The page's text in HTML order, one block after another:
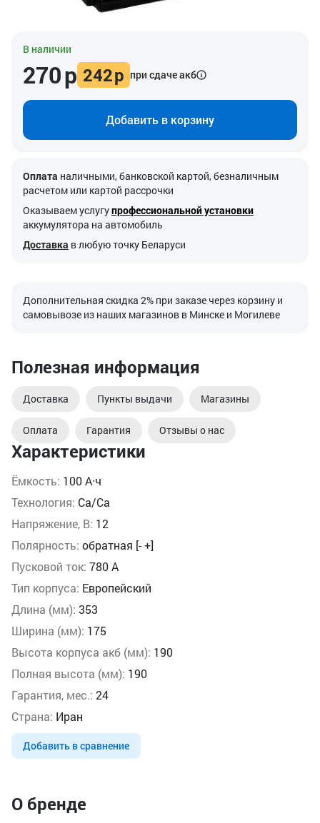
Характеристики
Ёмкость: 100 А·ч
Технология: Ca/Ca
Напряжение, В: 12
Полярность: обратная [- +]
Пусковой ток: 780 А
Тип корпуса: Европейский
Длина (мм): 353
Ширина (мм): 175
Высота корпуса акб (мм): 190
Полная высота (мм): 190
Гарантия, мес.: 24
Страна: Иран
Добавить в сравнение
В наличии
270р 242р при сдаче акб
Добавить в корзину
Оплата наличными, банковской картой, безналичным
расчетом или картой рассрочки
Оказываем услугупрофессиональной установки
аккумулятора на автомобиль
Доставка в любую точку Беларуси
Дополнительная скидка 2% при заказе через корзину и
самовывозе из наших магазинов в Минске и Могилеве
Полезная информация
Доставка Пункты выдачи Магазины
Оплата Гарантия Отзывы о нас
О бренде